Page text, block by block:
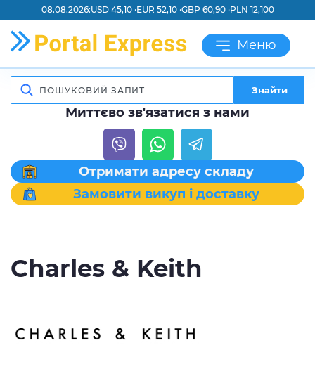
08.08.2026:USD 45,10 ·EUR 52,10 ·GBP 60,90 ·PLN 12,100
Меню
Знайти
Миттєво зв'язатися з нами
Отримати адресу складу
Замовити викуп і доставку
Charles & Keith